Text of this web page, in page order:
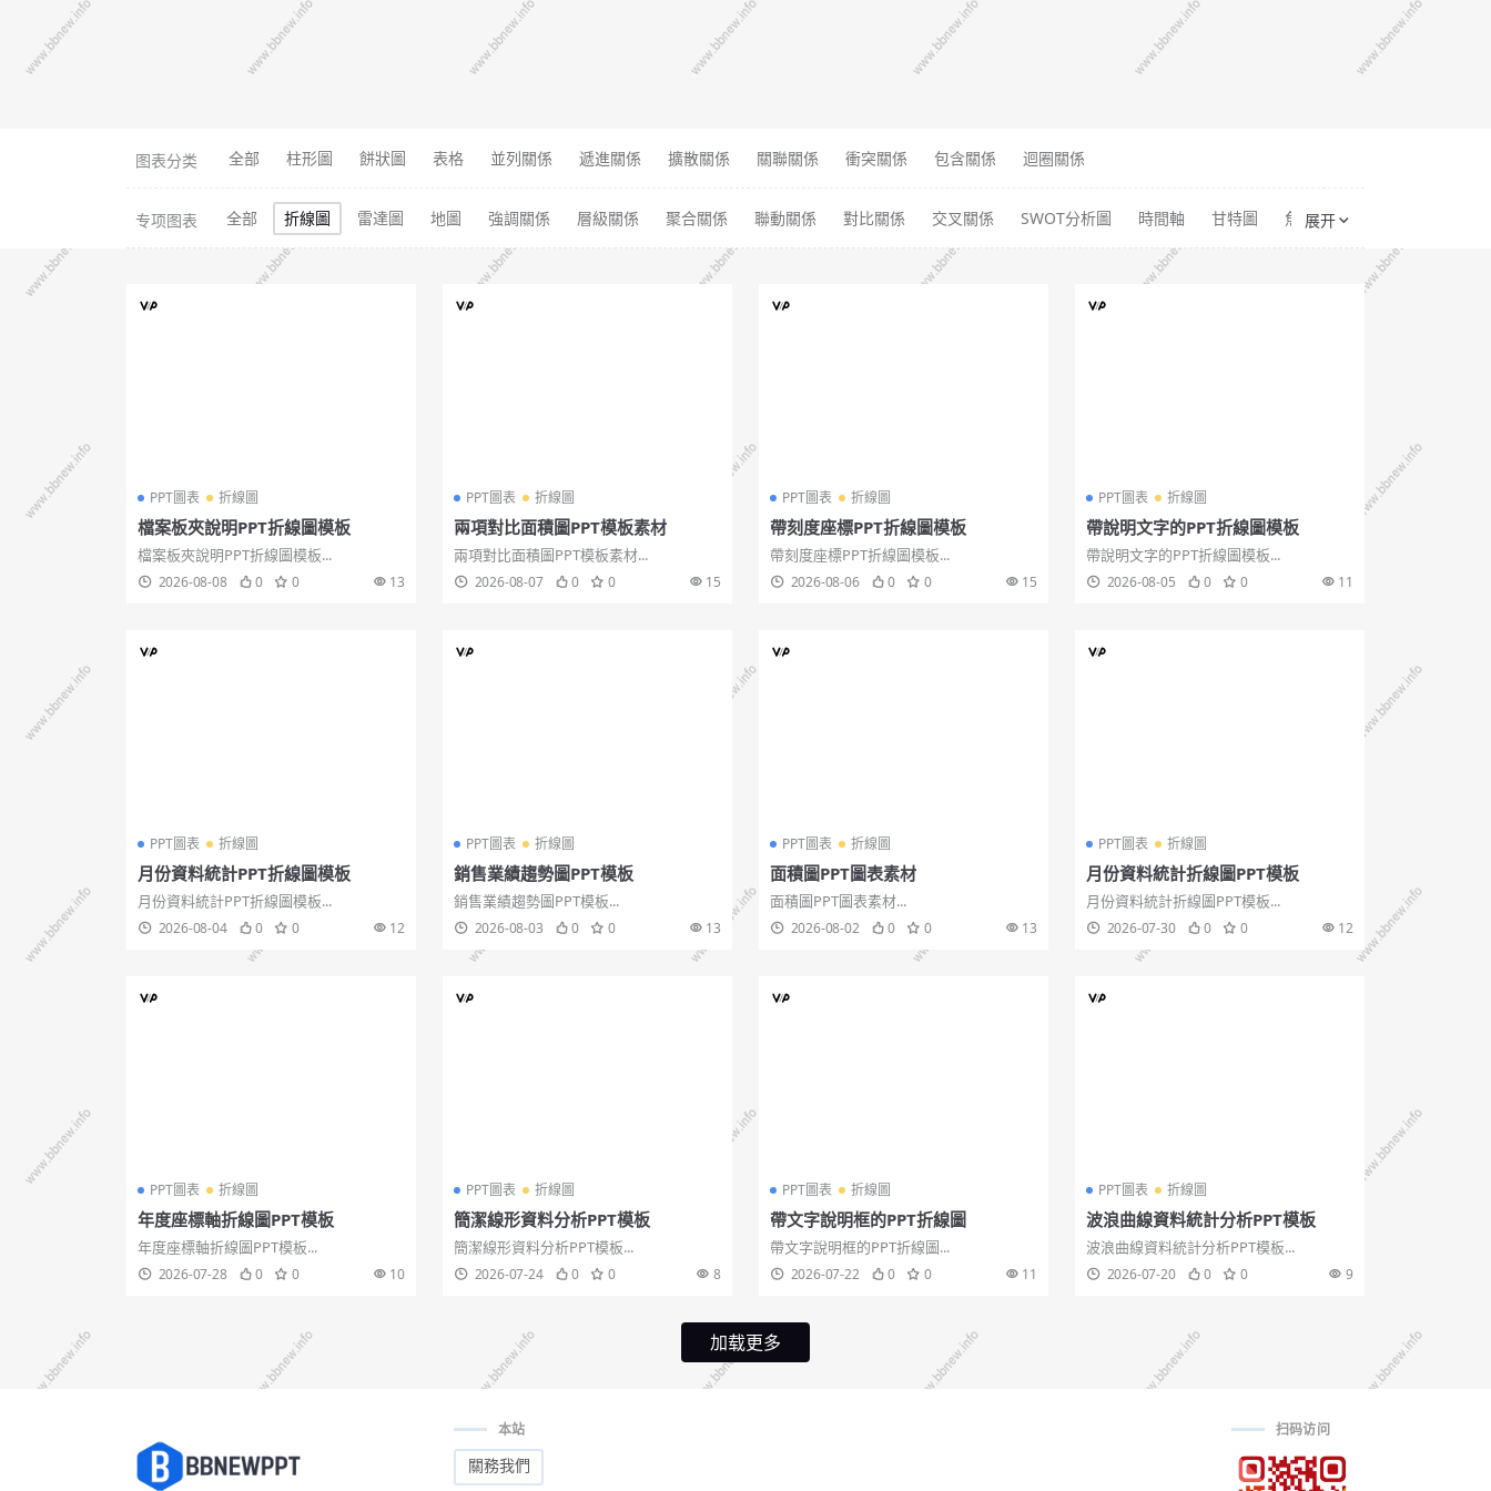
图表分类 全部 柱形圖 餅狀圖 表格 並列關係 遞進關係 擴散關係 關聯關係 衝突關係 包含關係 迴圈關係
专项图表 全部 折線圖 雷達圖 地圖 強調關係 層級關係 聚合關係 聯動關係 對比關係 交叉關係 SWOT分析圖 時間軸 甘特圖 魚骨圖
展开
PPT圖表 折線圖
檔案板夾說明PPT折線圖模板
檔案板夾說明PPT折線圖模板...
2026-08-08 0 0 13
PPT圖表 折線圖
兩項對比面積圖PPT模板素材
兩項對比面積圖PPT模板素材...
2026-08-07 0 0 15
PPT圖表 折線圖
帶刻度座標PPT折線圖模板
帶刻度座標PPT折線圖模板...
2026-08-06 0 0 15
PPT圖表 折線圖
帶說明文字的PPT折線圖模板
帶說明文字的PPT折線圖模板...
2026-08-05 0 0 11
PPT圖表 折線圖
月份資料統計PPT折線圖模板
月份資料統計PPT折線圖模板...
2026-08-04 0 0 12
PPT圖表 折線圖
銷售業績趨勢圖PPT模板
銷售業績趨勢圖PPT模板...
2026-08-03 0 0 13
PPT圖表 折線圖
面積圖PPT圖表素材
面積圖PPT圖表素材...
2026-08-02 0 0 13
PPT圖表 折線圖
月份資料統計折線圖PPT模板
月份資料統計折線圖PPT模板...
2026-07-30 0 0 12
PPT圖表 折線圖
年度座標軸折線圖PPT模板
年度座標軸折線圖PPT模板...
2026-07-28 0 0 10
PPT圖表 折線圖
簡潔線形資料分析PPT模板
簡潔線形資料分析PPT模板...
2026-07-24 0 0 8
PPT圖表 折線圖
帶文字說明框的PPT折線圖
帶文字說明框的PPT折線圖...
2026-07-22 0 0 11
PPT圖表 折線圖
波浪曲線資料統計分析PPT模板
波浪曲線資料統計分析PPT模板...
2026-07-20 0 0 9
加载更多
本站
關務我們
扫码访问